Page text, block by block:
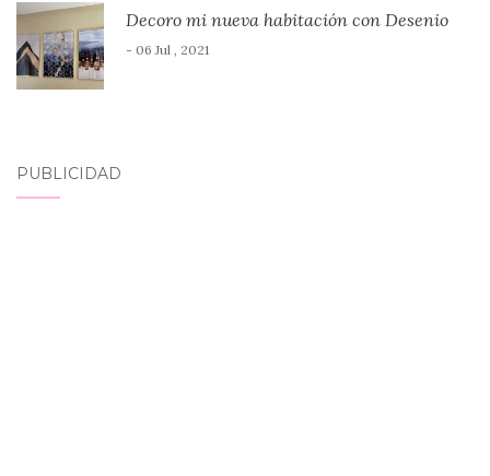
Decoro mi nueva habitación con Desenio
- 06 Jul , 2021
PUBLICIDAD